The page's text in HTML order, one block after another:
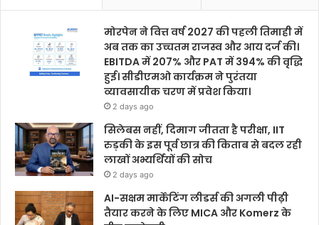
मोरपेन ने वित्त वर्ष 2027 की पहली तिमाही में
अब तक का उच्चतम राजस्व और आय दर्ज की।
EBITDA में 207% और PAT में 394% की वृद्धि
हुई। सीडीएमओ कार्यक्रम ने पुरंतया
व्यावसायीक चरण में प्रवेश किया।
2 days ago
सिलेबस नहीं, दिमाग जीतता है परीक्षा, IIT
रुड़की के इस पूर्व छात्र की किताब से बदल रही
लाखों अभ्यर्थियों की सोच
2 days ago
AI-सक्षम मार्केटिंग लीडर्स की अगली पीढ़ी
तैयार करने के लिए MICA और Komerz के